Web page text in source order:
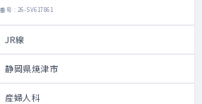
号 : 26-SV617861
JR線
静岡県焼津市
産婦人科